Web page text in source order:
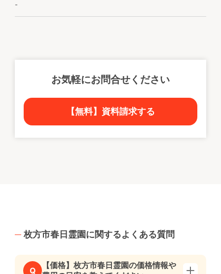
-
お気軽にお問合せください
【無料】資料請求する
枚方市春日霊園に関するよくある質問
Q
【価格】枚方市春日霊園の価格情報や